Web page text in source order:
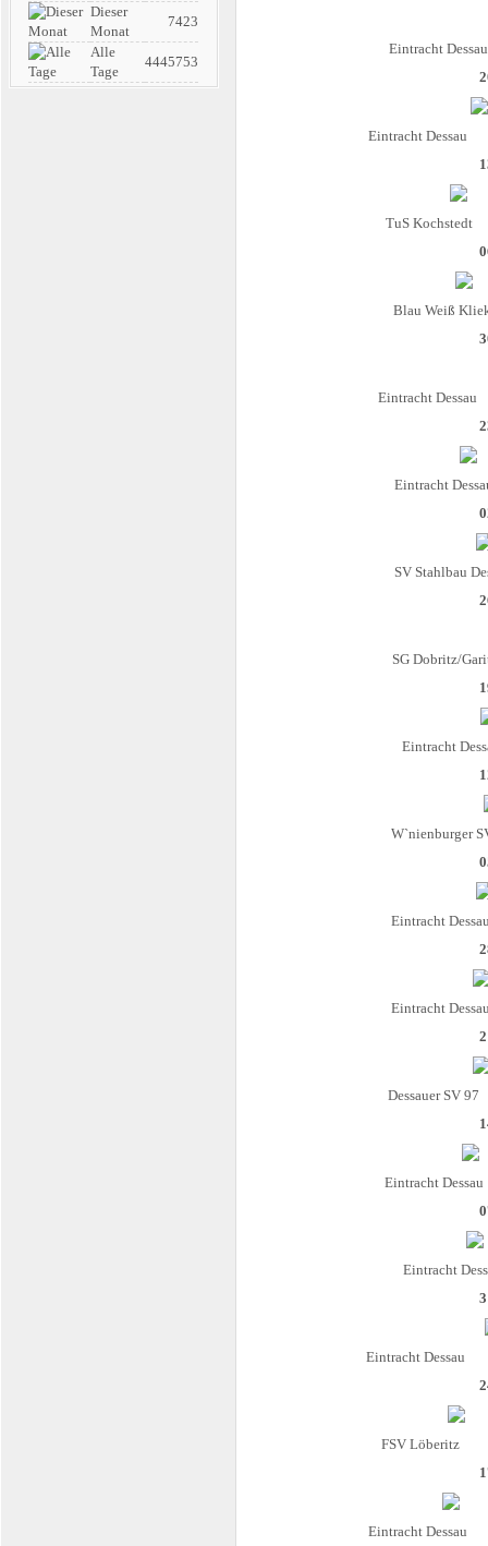
Dieser
Monat
7423
Alle
Tage
4445753
Eintracht Dessau
Eintracht Dessau
TuS Kochstedt
Blau Weiß
Eintracht Dessau
Eintracht
SV Stahlbau
SG Dobritz/
Eintracht
W`nienburger
Eintracht
Eintracht
Dessauer SV 97
Eintracht Dessau
Eintracht
Eintracht Dessau
FSV Löberitz
Eintracht Dessau